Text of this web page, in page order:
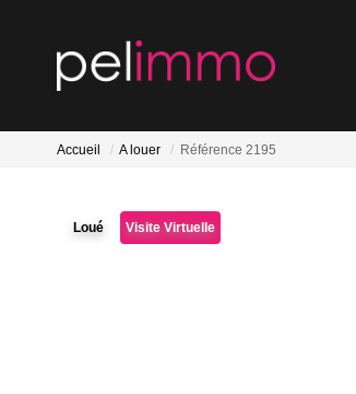
Accueil A louer Référence 2195
Loué Visite Virtuelle